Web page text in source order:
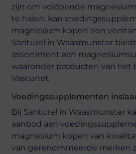
zijn om voldoende
te halen, kan
magnesium kopen een
Santurel in Waasmunster
assortiment aan
waaronder producten van het
Vascunet.
Voedingssupplementen
Bij Santurel in Waasmunster
aanbod aan
magnesium kopen van
van gerenommeerde merken